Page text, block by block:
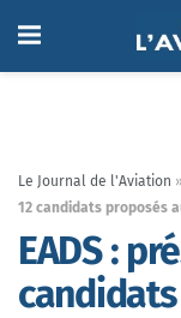
Le Journal de l'Aviation »
12 candidats proposés
EADS :